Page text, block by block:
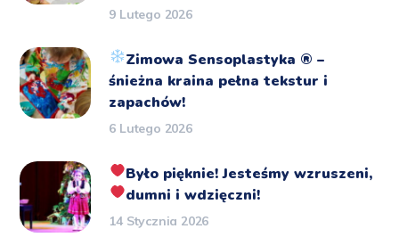
9 Lutego 2026
Zimowa Sensoplastyka ®️ –
śnieżna kraina pełna tekstur i
zapachów!
6 Lutego 2026
Było pięknie!Jesteśmy wzruszeni,
dumni i wdzięczni!
14 Stycznia 2026